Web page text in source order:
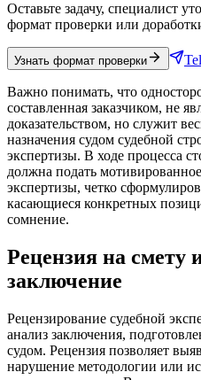
Оставьте задачу, специалист
формат проверки или
Узнать формат проверки
Важно понимать, что
составленная заказчиком, не
доказательством, но служит
назначения судом судебной
экспертизы. В ходе процесса
должна подать
экспертизы, четко
касающиеся конкретных
сомнение.
Рецензия на смету
заключение
Рецензирование судебной
анализ заключения,
судом. Рецензия позволяет
нарушение методологии или